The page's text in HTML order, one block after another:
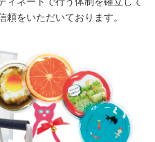
をいただいております。